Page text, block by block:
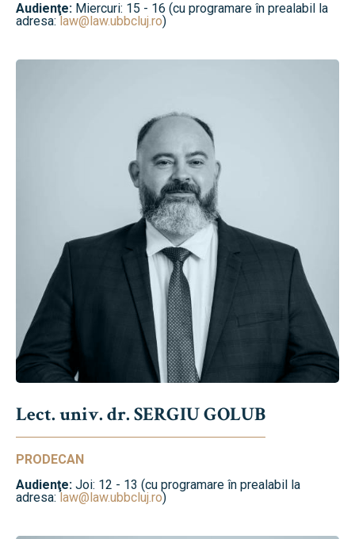
Audienţe: Miercuri: 15 - 16 (cu programare în prealabil la
adresa: law@law.ubbcluj.ro)
Lect. univ. dr. SERGIU GOLUB
PRODECAN
Audienţe: Joi: 12 - 13 (cu programare în prealabil la
adresa:law@law.ubbcluj.ro)